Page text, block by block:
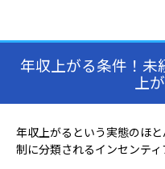
年収上がる条件！未
上
年収上がるという実態のほ
制に分類されるインセンティ